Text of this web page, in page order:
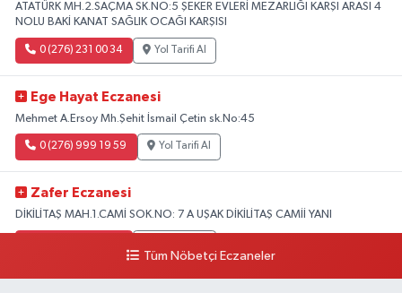
ATATÜRK MH.2.SAÇMA SK.NO:5 ŞEKER EVLERİ MEZARLIĞI KARŞI ARASI 4
NOLU BAKİ KANAT SAĞLIK OCAĞI KARŞISI
0 (276) 231 00 34 Yol Tarifi Al
Ege Hayat Eczanesi
Mehmet A.Ersoy Mh.Şehit İsmail Çetin sk.No:45
0 (276) 999 19 59 Yol Tarifi Al
Zafer Eczanesi
DİKİLİTAŞ MAH.1.CAMİ SOK.NO: 7 A UŞAK DİKİLİTAŞ CAMİİ YANI
Tüm Nöbetçi Eczaneler